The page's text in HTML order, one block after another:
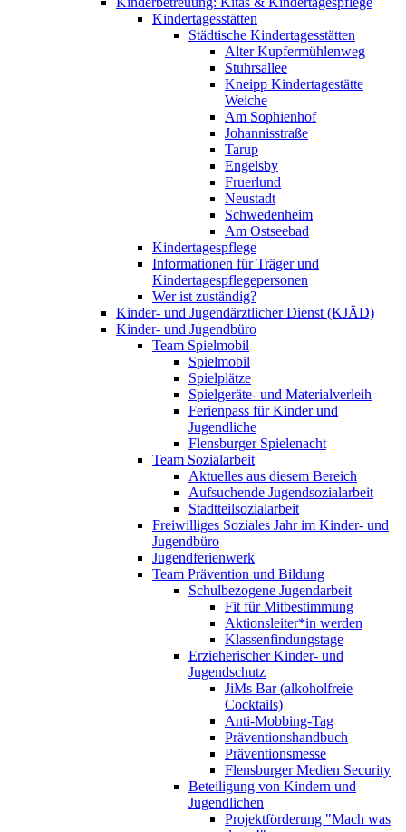
Kindertagesstätten
Städtische Kindertagesstätten
Alter Kupfermühlenweg
Stuhrsallee
Kneipp Kindertagestätte
Weiche
Am Sophienhof
Johannisstraße
Tarup
Engelsby
Fruerlund
Neustadt
Schwedenheim
Am Ostseebad
Kindertagespflege
Informationen für Träger und
Kindertagespflegepersonen
Wer ist zuständig?
Kinder- und Jugendärztlicher Dienst (KJÄD)
Kinder- und Jugendbüro
Team Spielmobil
Spielmobil
Spielplätze
Spielgeräte- und Materialverleih
Ferienpass für Kinder und
Jugendliche
Flensburger Spielenacht
Team Sozialarbeit
Aktuelles aus diesem Bereich
Aufsuchende Jugendsozialarbeit
Stadtteilsozialarbeit
Freiwilliges Soziales Jahr im Kinder- und
Jugendbüro
Jugendferienwerk
Team Prävention und Bildung
Schulbezogene Jugendarbeit
Fit für Mitbestimmung
Aktionsleiter*in werden
Klassenfindungstage
Erzieherischer Kinder- und
Jugendschutz
JiMs Bar (alkoholfreie
Cocktails)
Anti-Mobbing-Tag
Präventionshandbuch
Präventionsmesse
Flensburger Medien Security
Beteiligung von Kindern und
Jugendlichen
Projektförderung "Mach was